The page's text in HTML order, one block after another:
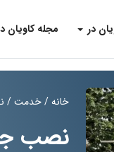
در مجله کاویان
خانه/خدمت/
نصب